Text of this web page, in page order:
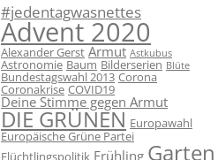
#jedentagwasnettes
Advent 2020
Alexander Gerst Armut Astkubus
Astronomie Baum Bilderserien Blüte
Bundestagswahl 2013 Corona
Coronakrise COVID19
Deine Stimme gegen Armut
DIE GRÜNEN Europawahl
Europäische Grüne Partei
Flüchtlingspolitik Frühling Garten